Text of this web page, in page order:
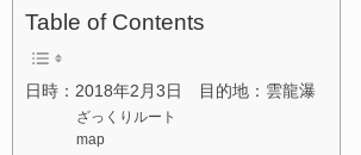
Table of Contents
日時：2018年2月3日 目的地：雲龍瀑
ざっくりルート
map